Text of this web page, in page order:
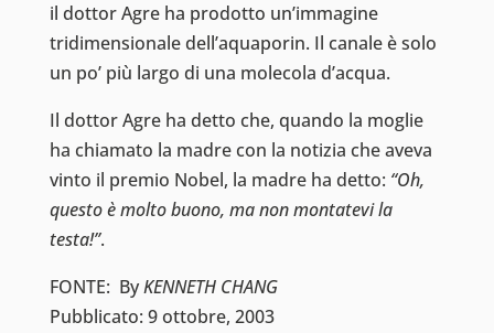
il dottor Agre ha prodotto un’immagine
tridimensionale dell’aquaporin. Il canale è solo
un po’ più largo di una molecola d’acqua.
Il dottor Agre ha detto che, quando la moglie
ha chiamato la madre con la notizia che aveva
vinto il premio Nobel, la madre ha detto: “Oh,
questo è molto buono, ma non montatevi la
testa!”.
FONTE: ByKENNETH CHANG
Pubblicato: 9 ottobre, 2003